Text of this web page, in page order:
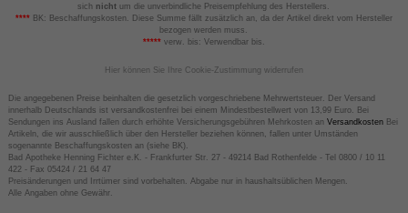
sich nicht um die unverbindliche Preisempfehlung des Herstellers.
****BK: Beschaffungskosten. Diese Summe fällt zusätzlich an, da der Artikel direkt vom Hersteller
bezogen werden muss.
*****verw. bis: Verwendbar bis.
Hier können Sie Ihre Cookie-Zustimmung widerrufen
Die angegebenen Preise beinhalten die gesetzlich vorgeschriebene Mehrwertsteuer. Der Versand
innerhalb Deutschlands ist versandkostenfrei bei einem Mindestbestellwert von 13,99 Euro. Bei
Sendungen ins Ausland fallen durch erhöhte Versicherungsgebühren Mehrkosten an VersandkostenBei
Artikeln, die wir ausschließlich über den Hersteller beziehen können, fallen unter Umständen
sogenannte Beschaffungskosten an (siehe BK).
Bad Apotheke Henning Fichter e.K. - Frankfurter Str. 27 - 49214 Bad Rothenfelde - Tel 0800 / 10 11
422 - Fax 05424 / 21 64 47
Preisänderungen und Irrtümer sind vorbehalten. Abgabe nur in haushaltsüblichen Mengen.
Alle Angaben ohne Gewähr.